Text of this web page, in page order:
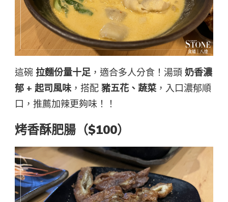
這碗 拉麵份量十足，適合多人分食！湯頭 奶香濃
郁 + 起司風味 ，搭配 豬五花、蔬菜，入口濃郁順
口，推薦加辣更夠味！！
烤香酥肥腸（$100）